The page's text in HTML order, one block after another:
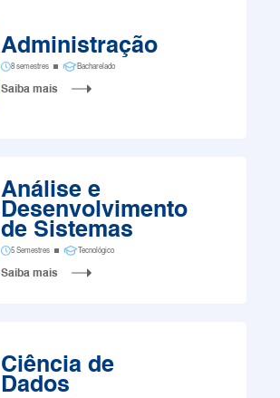
Administração
8 semestres Bacharelado
Saiba mais
Análise e
Desenvolvimento
de Sistemas
5 Semestres Tecnológico
Saiba mais
Ciência de
Dados